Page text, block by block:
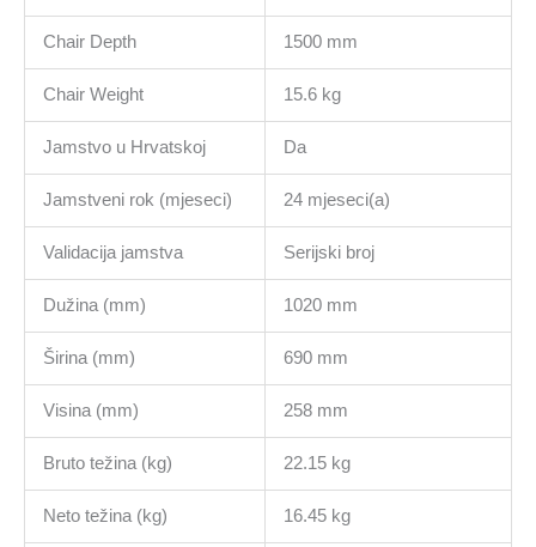
Chair Depth 1500 mm
Chair Weight 15.6 kg
Jamstvo u Hrvatskoj Da
Jamstveni rok (mjeseci) 24 mjeseci(a)
Validacija jamstva Serijski broj
Dužina (mm) 1020 mm
Širina (mm) 690 mm
Visina (mm) 258 mm
Bruto težina (kg) 22.15 kg
Neto težina (kg) 16.45 kg